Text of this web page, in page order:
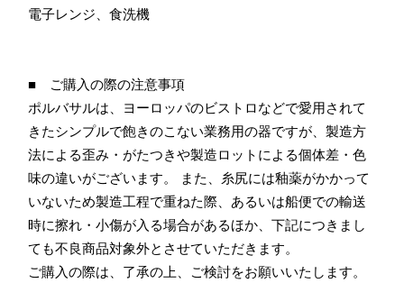
電子レンジ、食洗機
■ ご購入の際の注意事項
ポルバサルは、ヨーロッパのビストロなどで愛用されて
きたシンプルで飽きのこない業務用の器ですが、製造方
法による歪み・がたつきや製造ロットによる個体差・色
味の違いがございます。 また、糸尻には釉薬がかかって
いないため製造工程で重ねた際、あるいは船便での輸送
時に擦れ・小傷が入る場合があるほか、下記につきまし
ても不良商品対象外とさせていただきます。
ご購入の際は、了承の上、ご検討をお願いいたします。